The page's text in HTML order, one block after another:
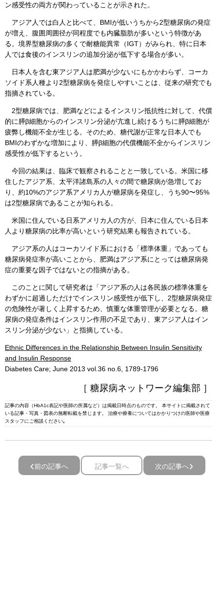
ン感受性の両方が関わっていることが示された。
アジア人では白人と比べて、BMIが低いうちから2型糖尿病の発症
が増え、腹囲周囲径が同程度でも内臓脂肪が多いという特徴があ
る。境界型糖尿病の多くで耐糖能異常（IGT）がみられ、特に日本
人では食後のインスリンの追加分泌が低下する場合が多い。
日本人を含む東アジア人は肥満が少ないにもかかわらず、コーカ
ソイド系人種より2型糖尿病を発症しやすいことは、従来の研究でも
指摘されている。
2型糖尿病では、肥満などによるインスリン抵抗性に対して、代償
的に膵β細胞からのインスリン分泌が亢進し続けるうちに膵β細胞が
疲弊し機能不全が生じる。そのため、糖代謝が正常な日本人でも
BMIのわずかな増加により、膵β細胞の代償機能不全からインスリン
感受性が低下するという。
今回の結果は、臨床で観察されることと一致している。米国に移
住したアジア系、太平洋諸島系の人々の間で糖尿病が急増してお
り、約10%のアジア系アメリカ人が糖尿病を発症し、うち90〜95%
は2型糖尿病であることが知られる。
米国に住んでいる日系アメリカ人の方が、日本に住んでいる日本
人より糖尿病の比率が高いという研究結果も報告されている。
アジア系の人はコーカソイド系における「標準体重」であっても
糖尿病発症率が高いことから、肥満はアジア系にとっては糖尿病発
症の重要な因子ではないとの指摘がある。
このことに関して研究者は「アジア系の人は各民族の標準体重を
わずかに超過しただけでインスリン感受性が低下し、2型糖尿病発症
の危険性が著しく上昇するため、慎重な体重管理が必要となる。糖
尿病の発症条件はインスリン作用の不足であり、東アジア人はイン
スリン分泌が少ない」と指摘している。
Ethnic Differences in the Relationship Between Insulin Sensitivity
and Insulin Response
Diabetes Care; June 2013 vol.36 no.6, 1789-1796
［ 糖尿病ネットワーク編集部 ］
記事の内容（HbA1c表記や医師の所属など）は掲載日時点のものです。 本サイトに掲載されて
いる記事・写真・図表の無断転載を禁じます。 治療や療養についてはかかりつけの医師や医療
スタッフにご相談ください｡
前の記事へ 記事一覧へ 次の記事へ